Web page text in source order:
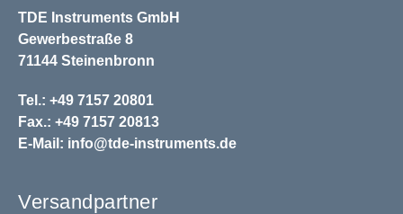
TDE Instruments GmbH
Gewerbestraße 8
71144 Steinenbronn
Tel.: +49 7157 20801
Fax.: +49 7157 20813
E-Mail: info@tde-instruments.de
Versandpartner